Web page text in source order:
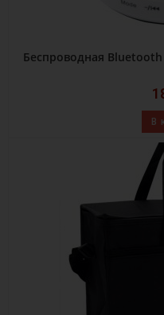
Беспроводная
В